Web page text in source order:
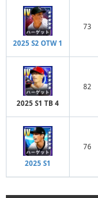
2025 S2 OTW 1
73
2025 S1 TB 4
82
2025 S1
76